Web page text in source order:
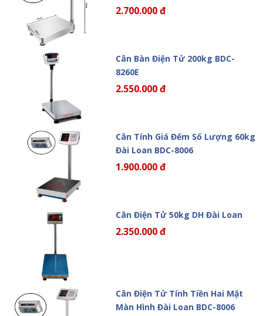
2.700.000 đ
Cân Bàn Điện Tử 200kg BDC-
8260E
2.550.000 đ
Cân Tính Giá Đếm Số Lượng 60kg
Đài Loan BDC-8006
1.900.000 đ
Cân Điện Tử 50kg DH Đài Loan
2.350.000 đ
Cân Điện Tử Tính Tiền Hai Mặt
Màn Hình Đài Loan BDC-8006